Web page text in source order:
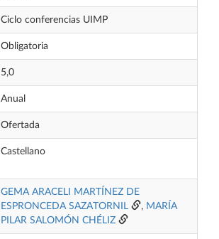
Ciclo conferencias UIMP
Obligatoria
5,0
Anual
Ofertada
Castellano
GEMA ARACELI MARTÍNEZ DE
ESPRONCEDA SAZATORNIL
, MARÍA
PILAR SALOMÓN CHÉLIZ